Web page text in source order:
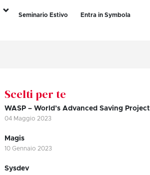
Seminario Estivo
Entra in Symbola
Scelti per te
WASP – World’s Advanced Saving Project
04 Maggio 2023
Magis
10 Gennaio 2023
Sysdev